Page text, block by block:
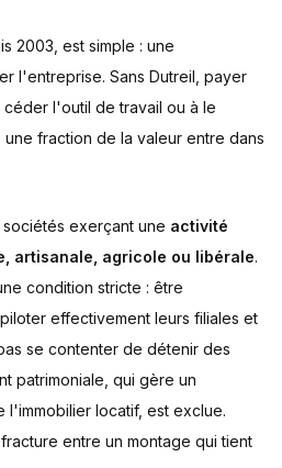
2003, est simple : une
l'entreprise. Sans Dutreil, payer
l'outil de travail ou à le
une fraction de la valeur entre dans
exerçant une activité
artisanale, agricole ou libérale.
condition stricte : être
effectivement leurs filiales et
se contenter de détenir des
patrimoniale, qui gère un
locatif, est exclue.
entre un montage qui tient